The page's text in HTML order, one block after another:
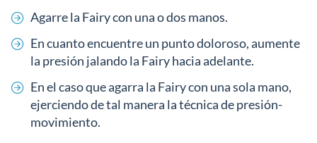
Agarre la Fairy con una o dos manos.
En cuanto encuentre un punto doloroso, aumente
la presión jalando la Fairy hacia adelante.
En el caso que agarra la Fairy con una sola mano,
ejerciendo de tal manera la técnica de presión-
movimiento.